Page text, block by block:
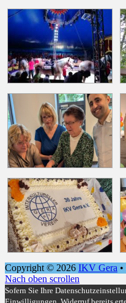
Copyright © 2026 IKV Gera •
Nach oben scrollen
Sofern Sie Ihre